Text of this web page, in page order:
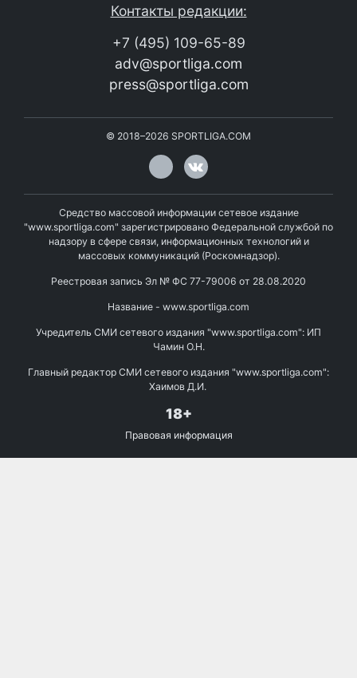
Контакты редакции:
+7 (495) 109-65-89
adv@sportliga.com
press@sportliga.com
© 2018–2026 SPORTLIGA.COM
Средство массовой информации сетевое издание
"www.sportliga.com" зарегистрировано Федеральной службой по
надзору в сфере связи, информационных технологий и
массовых коммуникаций (Роскомнадзор).
Реестровая запись Эл № ФС 77-79006 от 28.08.2020
Название - www.sportliga.com
Учредитель СМИ сетевого издания "www.sportliga.com": ИП
Чамин О.Н.
Главный редактор СМИ сетевого издания "www.sportliga.com":
Хаимов Д.И.
18+
Правовая информация